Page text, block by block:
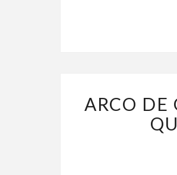
ARCO DE